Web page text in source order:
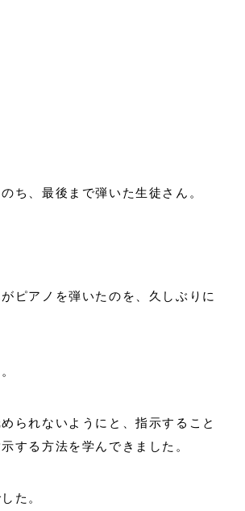
ち、最後まで弾いた生徒さん。
がピアノを弾いたのを、久しぶりに
られないようにと、指示すること
する方法を学んできました。
た。